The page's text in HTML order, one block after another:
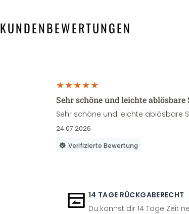
KUNDENBEWERTUNGEN
Sehr schöne und leichte
Sehr schöne und leichte ablösbare
24.07.2026
Verifizierte Bewertung
14 TAGE RÜCKGABERECHT
Du kannst dir 14 Tage Zeit